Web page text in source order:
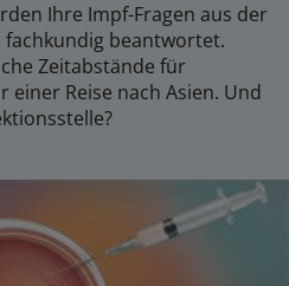
Ihre Impf-Fragen aus der
beantwortet.
Zeitabstände für
Reise nach Asien. Und